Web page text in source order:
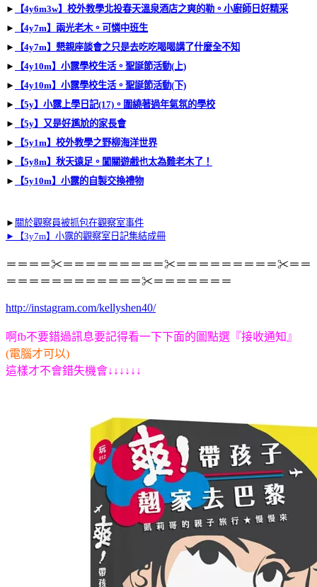
►
【4y6m3w】校外教學北投春天溫泉酒店之爽的勒。小廚師日好精采
►
【4y7m】兩光老木。可憐中班生
►
【4y7m】懇親座談會之只是去吃吃喝喝講了什麼全不知
►
【4y10m】小露學校生活。聖誕節活動(上)
►
【4y10m】小露學校生活。聖誕節活動(下)
►
【5y】小露上學日記(17)。圍繞著過年氣氛的學校
►
【5y】又是好尷尬的家長會
►
【5y1m】校外教學之野柳海洋世界
►
【5y8m】秋天遠足。闖關遊戲也太為難老木了！
►
【5y10m】小露的自製交換禮物
► 關於觀察員被抓包在觀察室事件
►
【3y7m】小露的觀察室日記集結成冊
＝＝＝＝✂＝＝＝＝＝＝＝＝＝✂＝＝＝＝＝＝＝＝＝✂＝＝
＝＝＝＝＝＝＝＝＝＝＝＝✂＝＝＝＝＝＝＝
http://instagram.com/kellyshen40/
啊fb不要錯過訊息要記得看一下下面的圖點選 『接收通知』
(電腦才可以)
這樣才不會錯失機會↓ ↓ ↓ ↓ ↓ ↓